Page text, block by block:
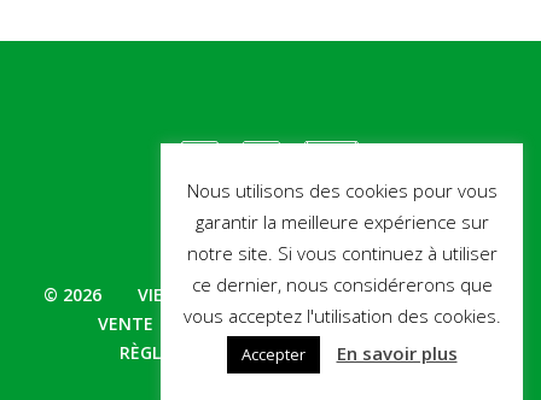
© 2026 VIE PRIVÉE
CONDITIONS GÉNÉRALES DE
VENTE
QUALITÉ – PRISE EN CHARGE –
RÈGLEMENTAIRE
BIBLIOGRAPHIE
Nous utilisons des cookies pour vous
garantir la meilleure expérience sur
notre site. Si vous continuez à utiliser
ce dernier, nous considérerons que
vous acceptez l'utilisation des cookies.
Accepter En savoir plus